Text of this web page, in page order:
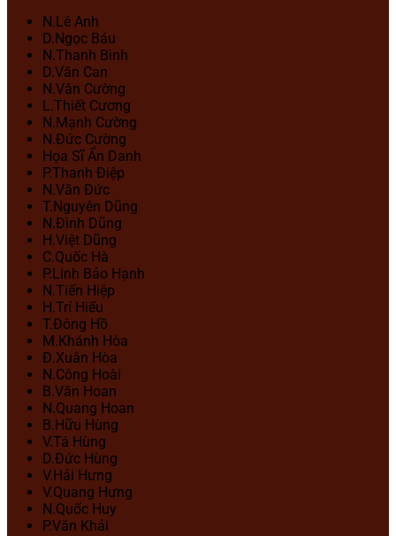
N.Lê Anh
D.Ngọc Báu
N.Thanh Bình
D.Văn Can
N.Văn Cường
L.Thiết Cương
N.Mạnh Cường
N.Đức Cường
Họa Sĩ Ẩn Danh
P.Thanh Điệp
N.Văn Đức
T.Nguyên Dũng
N.Đình Dũng
H.Việt Dũng
C.Quốc Hà
P.Linh Bảo Hạnh
N.Tiến Hiệp
H.Trí Hiếu
T.Đông Hồ
M.Khánh Hòa
Đ.Xuân Hòa
N.Công Hoài
B.Văn Hoan
N.Quang Hoan
B.Hữu Hùng
V.Tá Hùng
D.Đức Hùng
V.Hải Hưng
V.Quang Hưng
N.Quốc Huy
P.Văn Khải